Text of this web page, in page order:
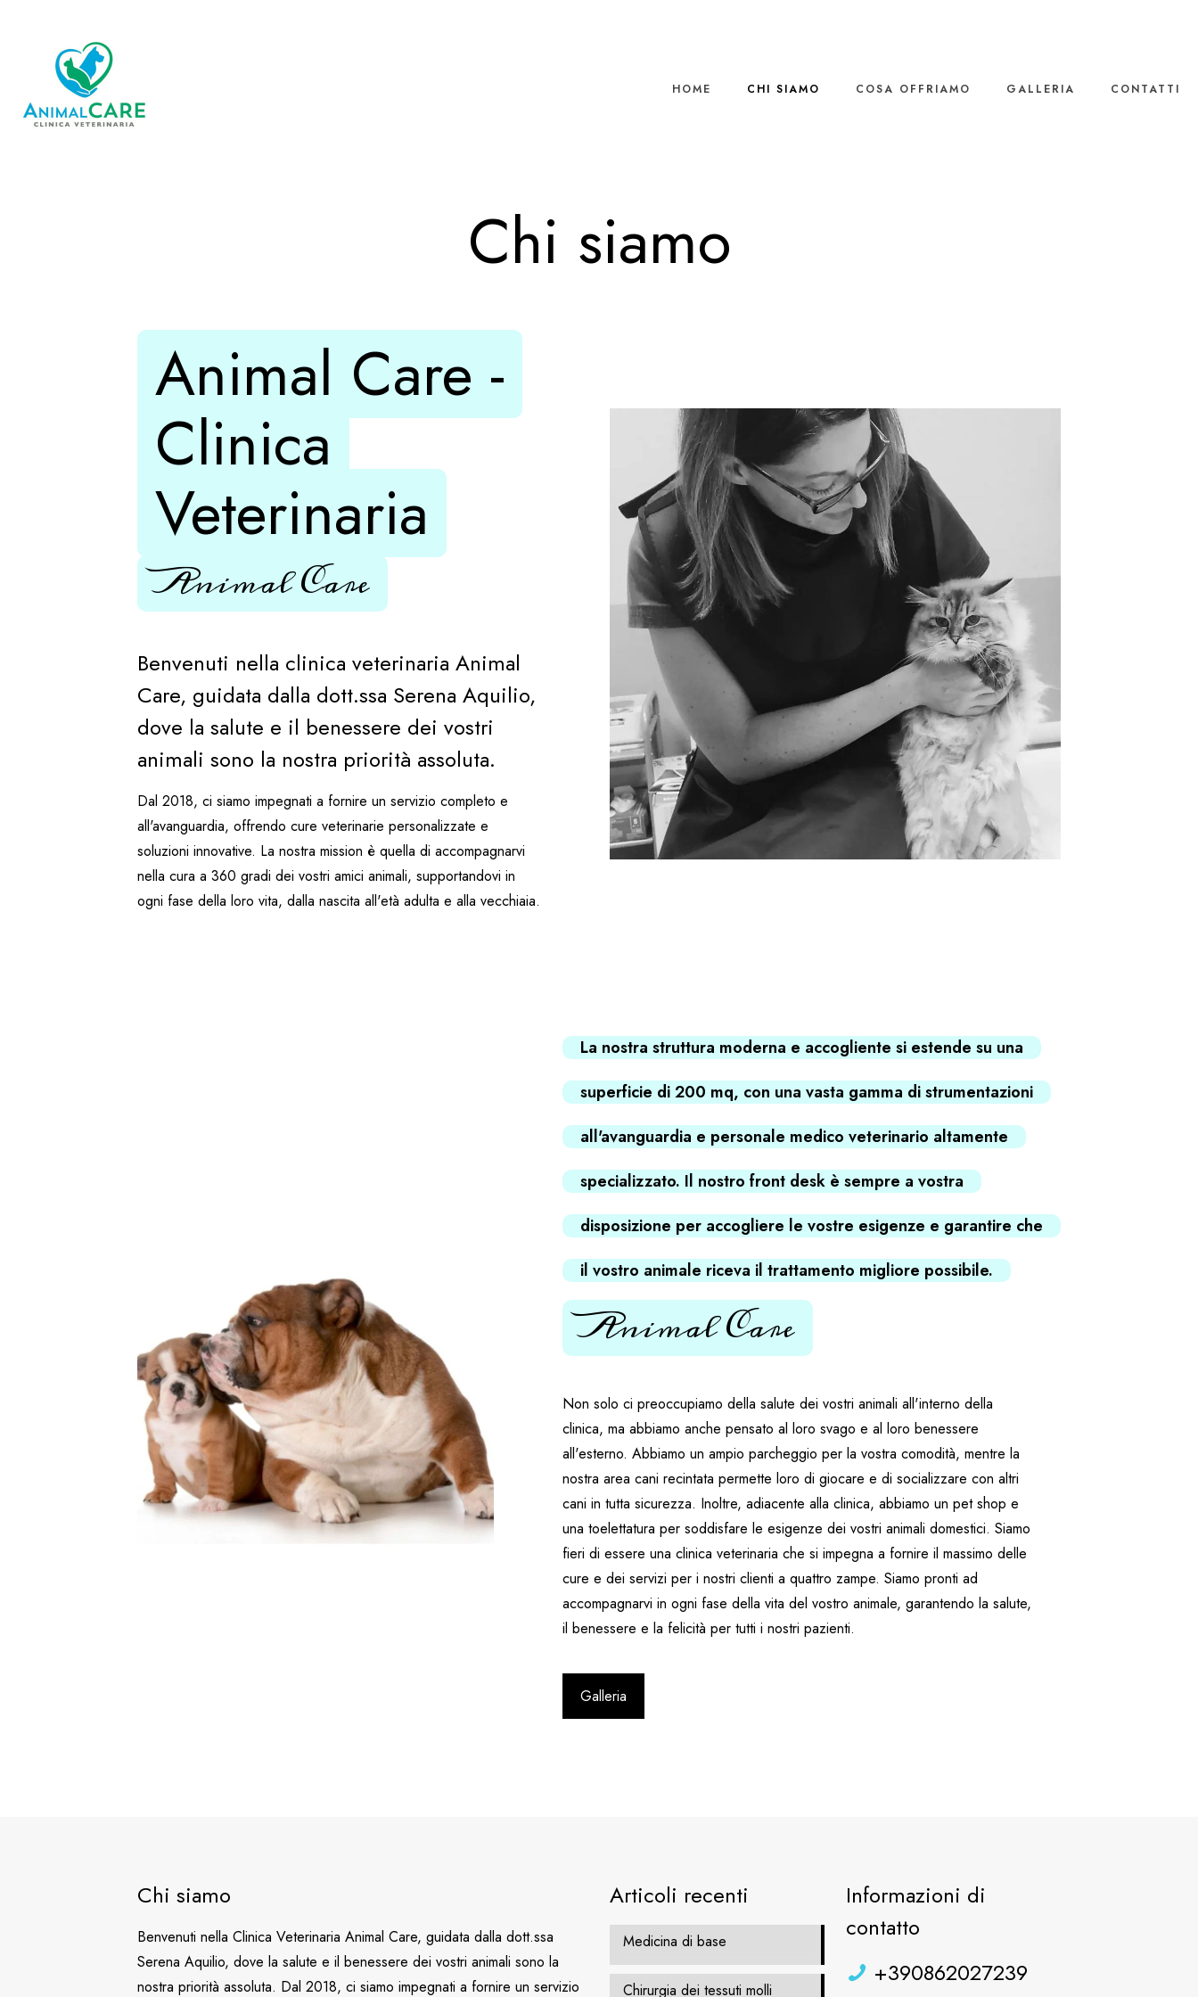
HOME CHI SIAMO COSA OFFRIAMO GALLERIA CONTATTI
Chi siamo
Animal Care -
Clinica
Veterinaria
Animal Care
Benvenuti nella clinica veterinaria Animal
Care, guidata dalla dott.ssa Serena Aquilio,
dove la salute e il benessere dei vostri
animali sono la nostra priorità assoluta.
Dal 2018, ci siamo impegnati a fornire un servizio completo e
all'avanguardia, offrendo cure veterinarie personalizzate e
soluzioni innovative. La nostra mission è quella di accompagnarvi
nella cura a 360 gradi dei vostri amici animali, supportandovi in
ogni fase della loro vita, dalla nascita all'età adulta e alla vecchiaia.
La nostra struttura moderna e accogliente si estende su una
superficie di 200 mq, con una vasta gamma di strumentazioni
all'avanguardia e personale medico veterinario altamente
specializzato. Il nostro front desk è sempre a vostra
disposizione per accogliere le vostre esigenze e garantire che
il vostro animale riceva il trattamento migliore possibile.
Animal Care
Non solo ci preoccupiamo della salute dei vostri animali all'interno della
clinica, ma abbiamo anche pensato al loro svago e al loro benessere
all'esterno. Abbiamo un ampio parcheggio per la vostra comodità, mentre la
nostra area cani recintata permette loro di giocare e di socializzare con altri
cani in tutta sicurezza. Inoltre, adiacente alla clinica, abbiamo un pet shop e
una toelettatura per soddisfare le esigenze dei vostri animali domestici. Siamo
fieri di essere una clinica veterinaria che si impegna a fornire il massimo delle
cure e dei servizi per i nostri clienti a quattro zampe. Siamo pronti ad
accompagnarvi in ogni fase della vita del vostro animale, garantendo la salute,
il benessere e la felicità per tutti i nostri pazienti.
Galleria
Chi siamo
Benvenuti nella Clinica Veterinaria Animal Care, guidata dalla dott.ssa
Serena Aquilio, dove la salute e il benessere dei vostri animali sono la
nostra priorità assoluta. Dal 2018, ci siamo impegnati a fornire un servizio
Articoli recenti
Medicina di base
Chirurgia dei tessuti molli
Informazioni di
contatto
+390862027239